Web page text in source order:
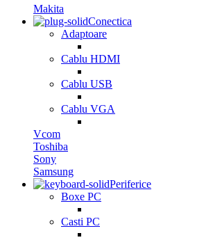
Makita
Conectica
Adaptoare
Cablu HDMI
Cablu USB
Cablu VGA
Vcom
Toshiba
Sony
Samsung
Periferice
Boxe PC
Casti PC